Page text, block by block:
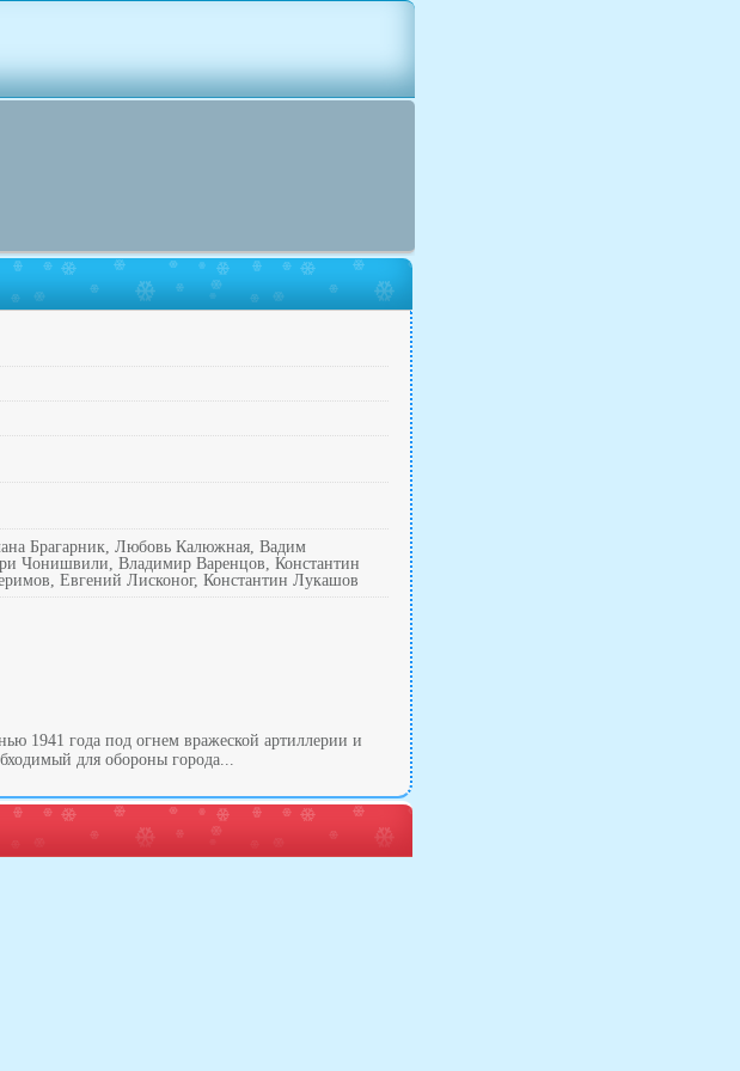
Брагарник, Любовь Калюжная, Вадим
Чонишвили, Владимир Варенцов, Константин
Евгений Лисконог, Константин Лукашов
1941 года под огнем вражеской артиллерии и
для обороны города...